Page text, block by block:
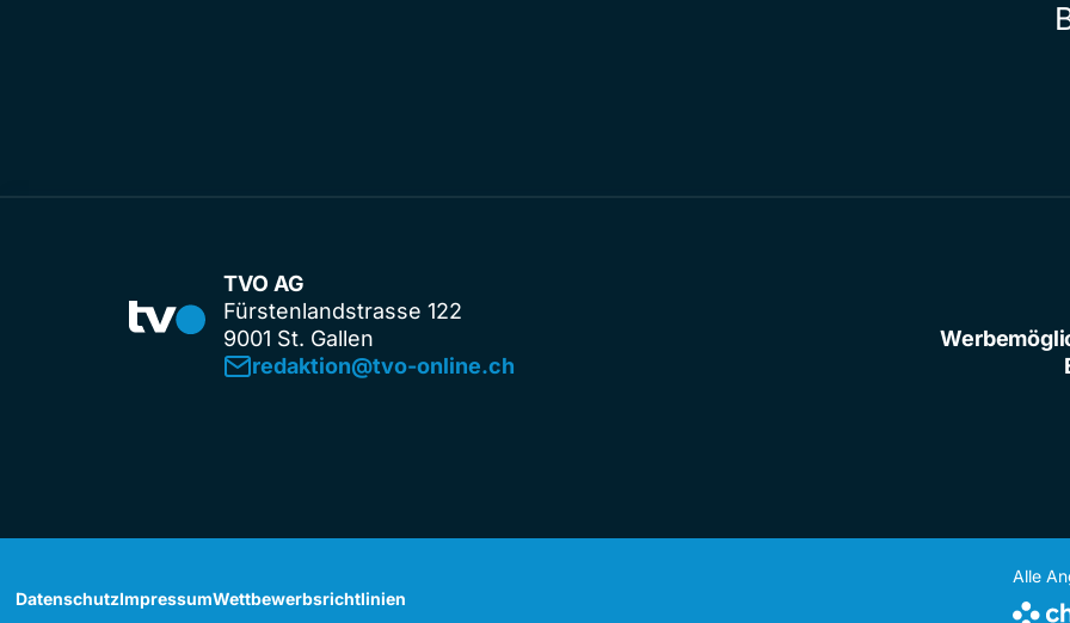
TVO AG
Fürstenlandstrasse 122
9001 St. Gallen
redaktion@tvo-online.ch
DatenschutzImpressumWettbewerbsrichtlinien
Alle